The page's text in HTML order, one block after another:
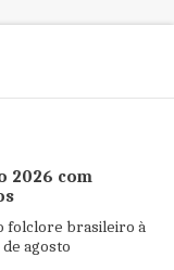
2026 com
folclore brasileiro à
agosto